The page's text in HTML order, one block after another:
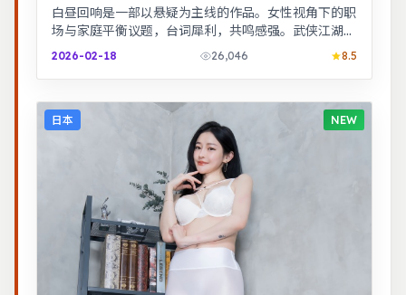
白昼回响是一部以悬疑为主线的作品。女性视角下的职
场与家庭平衡议题，台词犀利，共鸣感强。武侠江湖中
的道义抉择，动作设计利落，意境悠远。
2026-02-18 26,046 8.5
日本 NEW